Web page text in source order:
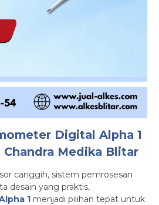
Digital Alpha 1
Medika Blitar
canggih, sistem pemrosesan
desain yang praktis,
1 menjadi pilihan tepat untuk